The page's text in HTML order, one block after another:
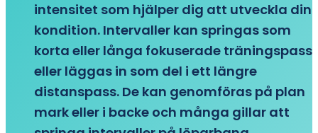
intensitet som hjälper dig att utveckla din
kondition. Intervaller kan springas som
korta eller långa fokuserade träningspass
eller läggas in som del i ett längre
distanspass. De kan genomföras på plan
mark eller i backe och många gillar att